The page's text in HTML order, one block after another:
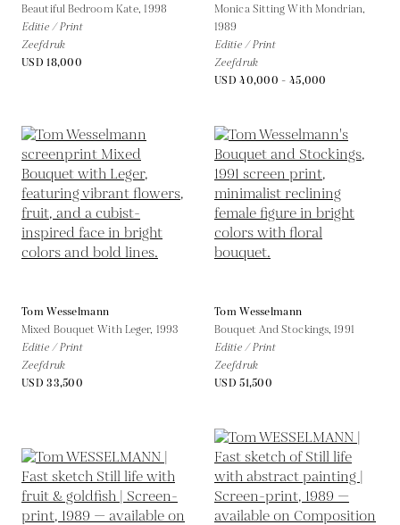
Beautiful Bedroom Kate,1998
Editie / Print
Zeefdruk
USD 18,000
Monica Sitting With Mondrian,
1989
Editie / Print
Zeefdruk
USD 40,000 - 45,000
Tom Wesselmann
Mixed Bouquet With Leger, 1993
Editie / Print
Zeefdruk
USD 33,500
Tom Wesselmann
Bouquet And Stockings,1991
Editie / Print
Zeefdruk
USD 51,500